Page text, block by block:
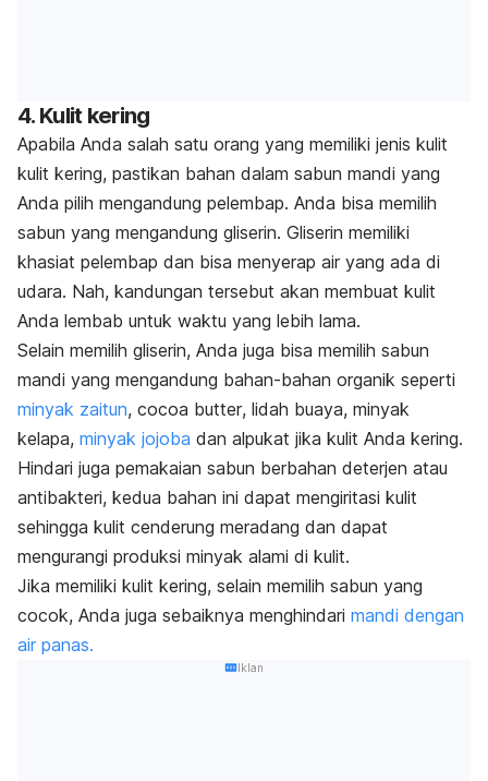
4. Kulit kering
Apabila Anda salah satu orang yang memiliki jenis kulit
kulit kering, pastikan bahan dalam sabun mandi yang
Anda pilih mengandung pelembap. Anda bisa memilih
sabun yang mengandung gliserin. Gliserin memiliki
khasiat pelembap dan bisa menyerap air yang ada di
udara. Nah, kandungan tersebut akan membuat kulit
Anda lembab untuk waktu yang lebih lama.
Selain memilih gliserin, Anda juga bisa memilih sabun
mandi yang mengandung bahan-bahan organik seperti
minyak zaitun, cocoa butter, lidah buaya, minyak
kelapa, minyak jojoba dan alpukat jika kulit Anda kering.
Hindari juga pemakaian sabun berbahan deterjen atau
antibakteri, kedua bahan ini dapat mengiritasi kulit
sehingga kulit cenderung meradang dan dapat
mengurangi produksi minyak alami di kulit.
Jika memiliki kulit kering, selain memilih sabun yang
cocok, Anda juga sebaiknya menghindari mandi dengan
air panas.
Iklan